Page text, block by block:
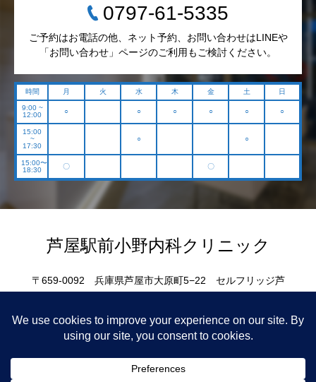
0797-61-5335
ご予約はお電話の他、ネット予約、お問い合わせはLINEや
「お問い合わせ」ページのご利用もご検討ください。
時間 月 火 水 木 金 土 日
9:00 ~
12:00
○ ○ ○ ○ ○ ○
15:00
~
17:30
○ ○
15:00〜
18:30
〇 〇
芦屋駅前小野内科クリニック
〒659-0092 兵庫県芦屋市大原町5−22 セルフリッジ芦